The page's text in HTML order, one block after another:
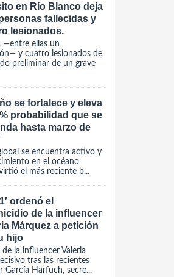
en Río Blanco deja
fallecidas y
lesionados.
—entre ellas un
y cuatro lesionados de
preliminar de un grave
se fortalece y eleva
probabilidad que se
hasta marzo de
se encuentra activo y
en el océano
el más reciente b...
ordenó el
de la influencer
Márquez a petición
hijo
la influencer Valeria
tras las recientes
García Harfuch, secre...